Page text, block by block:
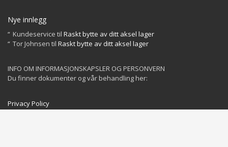
Nye innlegg
Kundeservice til Raskt bytte av ditt aksel lager
Tor Johnsen til Raskt bytte av ditt aksel lager
INFO OM INFORMASJONSKAPSLER OG PERSONVERN
Du finner dokumenter og vår behandling her:
Privacy Policy